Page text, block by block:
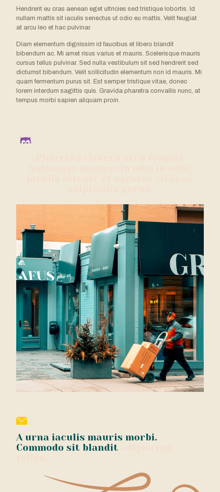
Hendrerit eu cras aenean eget ultricies sed tristique lobortis. Id
nullam mattis sit iaculis senectus ut odio eu mattis. Velit feugiat
at arcu leo et hac pulvinar.
Diam elementum dignissim id faucibus et libero blandit
bibendum ac. Mi amet risus varius et mauris. Scelerisque mauris
cursus tellus pulvinar. Sed nulla vestibulum sit sed hendrerit sed
dictumst bibendum. Velit sollicitudin elementum non id mauris. Mi
quam fermentum purus sit. Est semper tristique vitae, donec
lorem interdum sagittis quis. Gravida pharetra convallis nunc, at
tempus morbi sapien aliquam proin.
A urna iaculis mauris morbi.
Commodo sit blandit